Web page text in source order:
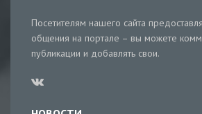
Посетителям нашего сайта
общения на портале – вы можете
публикации и добавлять свои.